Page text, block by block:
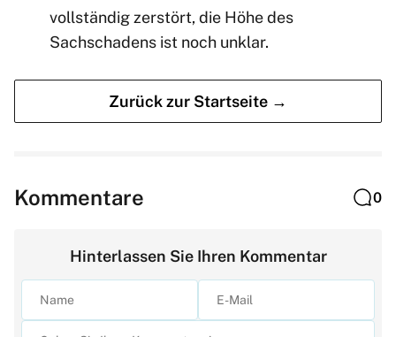
vollständig zerstört, die Höhe des
Sachschadens ist noch unklar.
Zurück zur Startseite →
Kommentare 0
Hinterlassen Sie Ihren Kommentar